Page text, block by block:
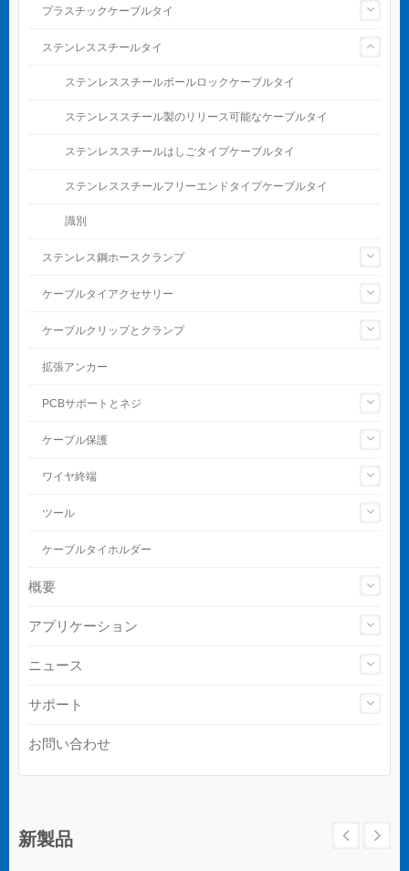
プラスチックケーブルタイ
ステンレススチールタイ
ステンレススチールボールロックケーブルタイ
ステンレススチール製のリリース可能なケーブルタイ
ステンレススチールはしごタイプケーブルタイ
ステンレススチールフリーエンドタイプケーブルタイ
識別
ステンレス鋼ホースクランプ
ケーブルタイアクセサリー
ケーブルクリップとクランプ
拡張アンカー
PCBサポートとネジ
ケーブル保護
ワイヤ終端
ツール
ケーブルタイホルダー
概要
アプリケーション
ニュース
サポート
お問い合わせ
新製品